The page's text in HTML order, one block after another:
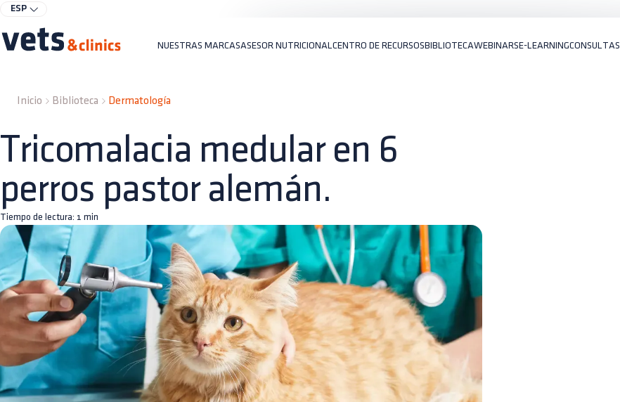
ESP
NUESTRAS MARCASASESOR NUTRICIONAL CENTRO DE RECURSOSBIBLIOTECAWEBINARSE-LEARNINGCONSULTAS
Inicio Biblioteca Dermatología
Tricomalacia medular en 6
perros pastor alemán.
Tiempo de lectura: 1 min